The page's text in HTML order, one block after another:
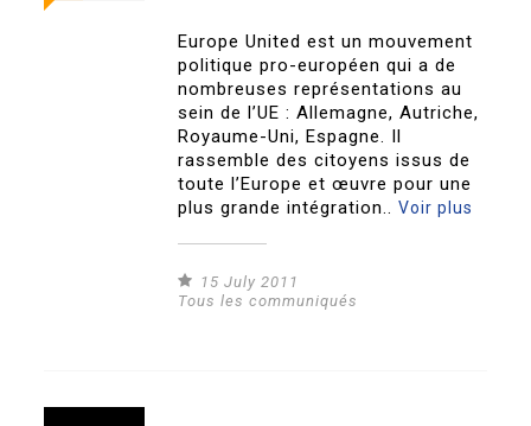
Europe United est un mouvement
politique pro-européen qui a de
nombreuses représentations au
sein de l’UE : Allemagne, Autriche,
Royaume-Uni, Espagne. Il
rassemble des citoyens issus de
toute l’Europe et œuvre pour une
plus grande intégration..Voir plus
15 July 2011
Tous les communiqués